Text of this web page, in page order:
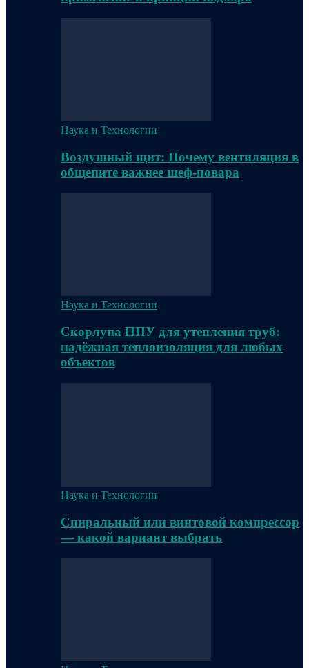
Наука и Технологии
Воздушный щит: Почему вентиляция в
общепите важнее шеф-повара
Наука и Технологии
Скорлупа ППУ для утепления труб:
надёжная теплоизоляция для любых
объектов
Наука и Технологии
Спиральный или винтовой компрессор
— какой вариант выбрать